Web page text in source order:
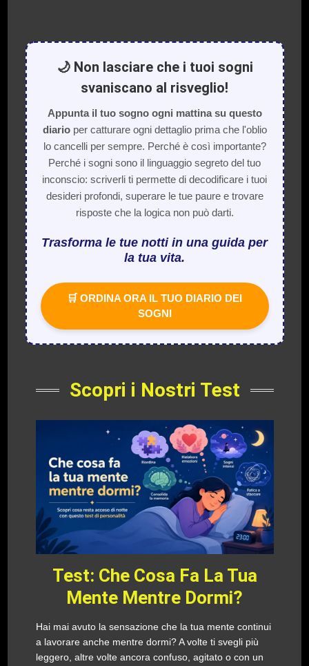
🌙 Non lasciare che i tuoi sogni
svaniscano al risveglio!
Appunta il tuo sogno ogni mattina su questo
diarioper catturare ogni dettaglio prima che l'oblio
lo cancelli per sempre. Perché è così importante?
Perché i sogni sono il linguaggio segreto del tuo
inconscio: scriverli ti permette di decodificare i tuoi
desideri profondi, superare le tue paure e trovare
risposte che la logica non può darti.
Trasforma le tue notti in una guida per
la tua vita.
🛒 ORDINA ORA IL TUO DIARIO DEI
SOGNI
Scopri i Nostri Test
Test: Che Cosa Fa La Tua
Mente Mentre Dormi?
Hai mai avuto la sensazione che la tua mente continui
a lavorare anche mentre dormi? A volte ti svegli più
leggero, altre volte ancora confuso, agitato o con un